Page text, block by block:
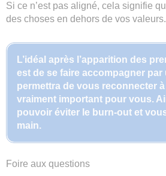
Si ce n’est pas aligné, cela signifie
des choses en dehors de vos valeurs.
L’idéal après l’apparition des
est de se faire accompagner par
permettra de vous reconnecter
vraiment important pour vous.
pouvoir éviter le burn-out et
main.
Foire aux questions